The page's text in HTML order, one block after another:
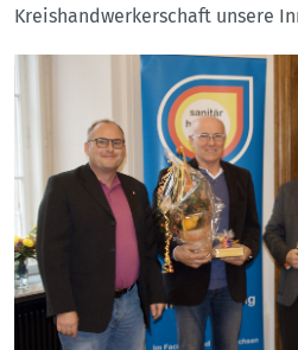
Kreishandwerkerschaft unsere